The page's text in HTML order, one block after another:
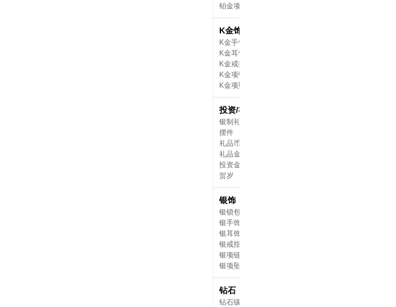
铂金项坠
K金饰品
K金手饰
K金耳饰
K金戒指
K金项链
K金项坠
投资/礼品
银制礼品
摆件
礼品币章
礼品金条
投资金条
贺岁
银饰
银锁包
银手饰
银耳饰
银戒指
银项链
银项坠
钻石
钻石镶嵌